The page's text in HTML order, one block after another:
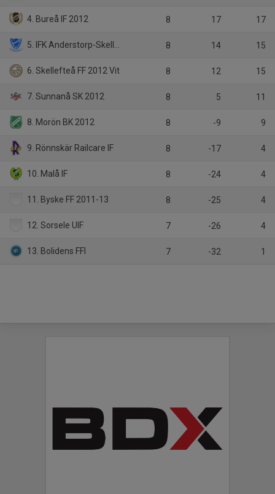
4. Bureå IF 2012 8 17 17
5. IFK Anderstorp-Skellefteå 2012 8 14 15
6. Skellefteå FF 2012 Vit 8 12 15
7. Sunnanå SK 2012 8 5 11
8. Morön BK 2012 8 -9 9
9. Rönnskär Railcare IF 8 -17 4
10. Malå IF 8 -24 4
11. Byske FF 2011-13 8 -25 4
12. Sorsele UIF 7 -26 4
13. Bolidens FFI 7 -32 1